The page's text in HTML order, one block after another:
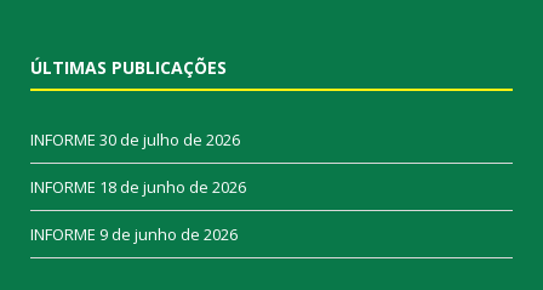
ÚLTIMAS PUBLICAÇÕES
INFORME 30 de julho de 2026
INFORME 18 de junho de 2026
INFORME 9 de junho de 2026